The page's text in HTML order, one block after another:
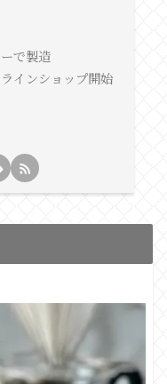
で製造
インショップ開始